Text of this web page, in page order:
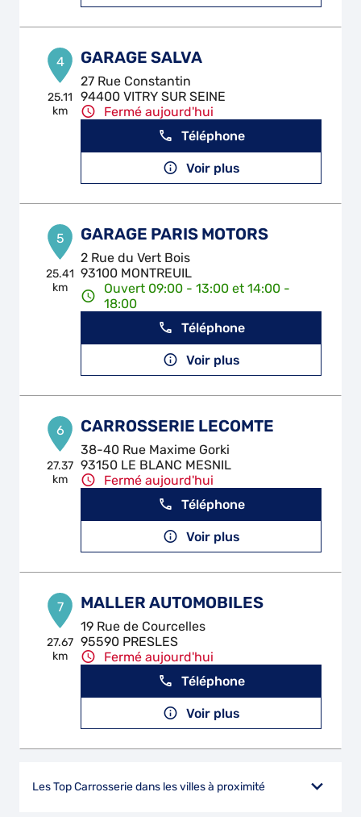
4
25.11
km
GARAGE SALVA
27 Rue Constantin
94400 VITRY SUR SEINE
Fermé aujourd'hui
Téléphone
Voir plus
5
25.41
km
GARAGE PARIS MOTORS
2 Rue du Vert Bois
93100 MONTREUIL
Ouvert 09:00 - 13:00 et 14:00 -
18:00
Téléphone
Voir plus
6
27.37
km
CARROSSERIE LECOMTE
38-40 Rue Maxime Gorki
93150 LE BLANC MESNIL
Fermé aujourd'hui
Téléphone
Voir plus
7
27.67
km
MALLER AUTOMOBILES
19 Rue de Courcelles
95590 PRESLES
Fermé aujourd'hui
Téléphone
Voir plus
Les Top Carrosserie dans les villes à proximité